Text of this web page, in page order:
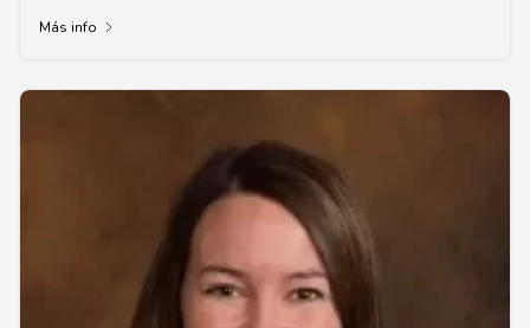
Más info